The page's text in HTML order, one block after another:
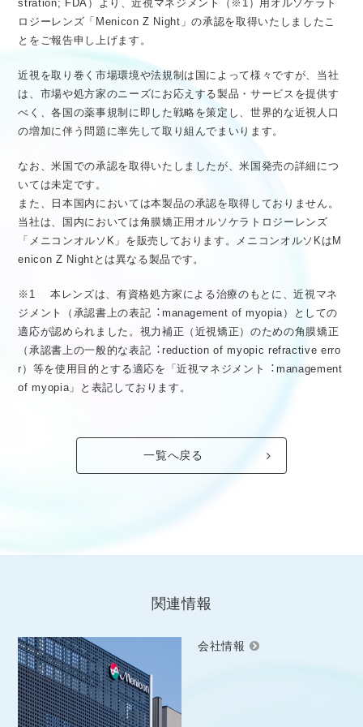
医療従事者向け情報 GLOBAL
stration; FDA）より、近視マネジメント（※1）用オルソケラト
ロジーレンズ「Menicon Z Night」の承認を取得いたしましたこ
とをご報告申し上げます。
近視を取り巻く市場環境や法規制は国によって様々ですが、当社
は、市場や処方家のニーズにお応えする製品・サービスを提供す
べく、各国の薬事規制に即した戦略を策定し、世界的な近視人口
の増加に伴う問題に率先して取り組んでまいります。
なお、米国での承認を取得いたしましたが、米国発売の詳細につ
いては未定です。
また、日本国内においては本製品の承認を取得しておりません。
当社は、国内においては角膜矯正用オルソケラトロジーレンズ
「メニコンオルソK」を販売しております。メニコンオルソKはM
enicon Z Nightとは異なる製品です。
※1 本レンズは、有資格処方家による治療のもとに、近視マネ
ジメント（承認書上の表記︓management of myopia）としての
適応が認められました。視力補正（近視矯正）のための角膜矯正
（承認書上の⼀般的な表記︓reduction of myopic refractive erro
r）等を使用目的とする適応を「近視マネジメント︓management
of myopia」と表記しております。
一覧へ戻る
関連情報
会社情報